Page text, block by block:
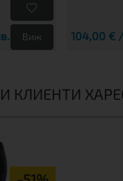
Виж 104,00 € /
КЛИЕНТИ